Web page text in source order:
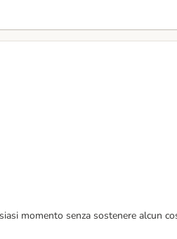
momento senza sostenere alcun